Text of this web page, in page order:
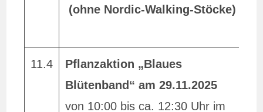
(ohne Nordic-Walking-Stöcke)
11.4
Pflanzaktion „Blaues
Blütenband“ am 29.11.2025
von 10:00 bis ca. 12:30 Uhr im